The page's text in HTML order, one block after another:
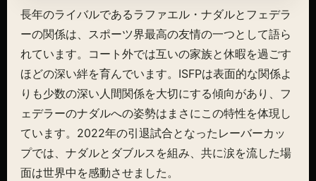
長年のライバルであるラファエル・ナダルとフェデラ
ーの関係は、スポーツ界最高の友情の一つとして語ら
れています。コート外では互いの家族と休暇を過ごす
ほどの深い絆を育んでいます。ISFPは表面的な関係よ
りも少数の深い人間関係を大切にする傾向があり、フ
ェデラーのナダルへの姿勢はまさにこの特性を体現し
ています。2022年の引退試合となったレーバーカッ
プでは、ナダルとダブルスを組み、共に涙を流した場
面は世界中を感動させました。